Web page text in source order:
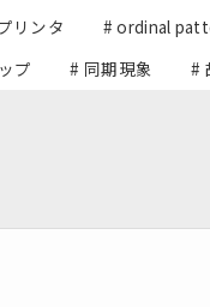
リンタ # ordinal
プ # 同期現象 #